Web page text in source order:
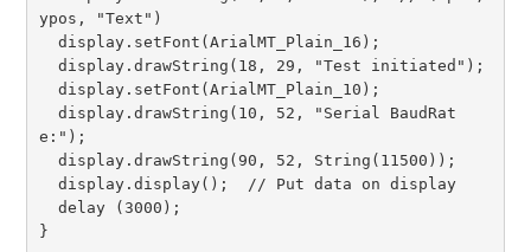
ypos, "Text")
e:");
}